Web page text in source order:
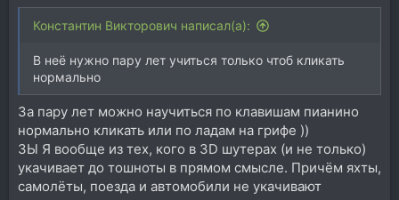
Константин Викторович написал(а):
В неё нужно пару лет учиться только чтоб кликать
нормально
За пару лет можно научиться по клавишам пианино
нормально кликать или по ладам на грифе ))
ЗЫ Я вообще из тех, кого в 3D шутерах (и не только)
укачивает до тошноты в прямом смысле. Причём яхты,
самолёты, поезда и автомобили не укачивают